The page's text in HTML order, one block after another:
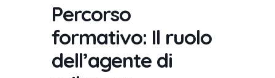
Percorso
formativo: Il ruolo
dell’agente di